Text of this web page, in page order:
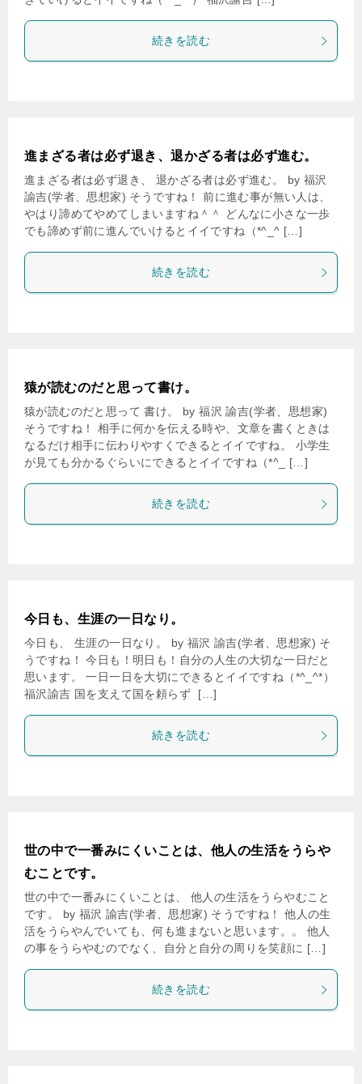
続きを読む
進まざる者は必ず退き、退かざる者は必ず進む。
進まざる者は必ず退き、 退かざる者は必ず進む。 by 福沢
諭吉(学者、思想家) そうですね！ 前に進む事が無い人は、
やはり諦めてやめてしまいますね＾＾ どんなに小さな一歩
でも諦めず前に進んでいけるとイイですね（*^_^ […]
続きを読む
猿が読むのだと思って書け。
猿が読むのだと思って 書け。 by 福沢 諭吉(学者、思想家)
そうですね！ 相手に何かを伝える時や、文章を書くときは
なるだけ相手に伝わりやすくできるとイイですね。 小学生
が見ても分かるぐらいにできるとイイですね（*^_ […]
続きを読む
今日も、生涯の一日なり。
今日も、 生涯の一日なり。 by 福沢 諭吉(学者、思想家) そ
うですね！ 今日も！明日も！自分の人生の大切な一日だと
思います。 一日一日を大切にできるとイイですね（*^_^*）
福沢諭吉 国を支えて国を頼らず  […]
続きを読む
世の中で一番みにくいことは、他人の生活をうらや
むことです。
世の中で一番みにくいことは、 他人の生活をうらやむこと
です。 by 福沢 諭吉(学者、思想家) そうですね！ 他人の生
活をうらやんでいても、何も進まないと思います。。 他人
の事をうらやむのでなく、自分と自分の周りを笑顔に […]
続きを読む